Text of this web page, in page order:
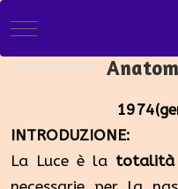
Mobile Menu Toggle
INTRODUZIONE:
La Luce è la